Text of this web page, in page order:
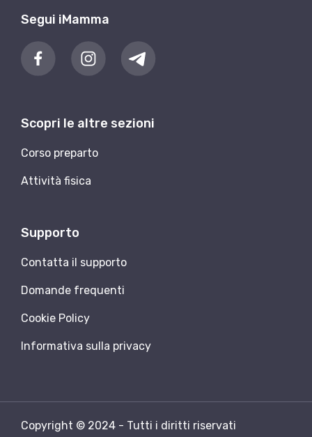
Segui iMamma
Scopri le altre sezioni
Corso preparto
Attività fisica
Supporto
Contatta il supporto
Domande frequenti
Cookie Policy
Informativa sulla privacy
Copyright © 2024 - Tutti i diritti riservati